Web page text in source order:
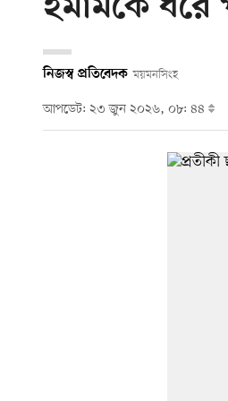
ইমামকে ধরে
নিজস্ব প্রতিবেদক ময়মনসিংহ
আপডেট: ২৩ জুন ২০২৬, ০৮: ৪৪